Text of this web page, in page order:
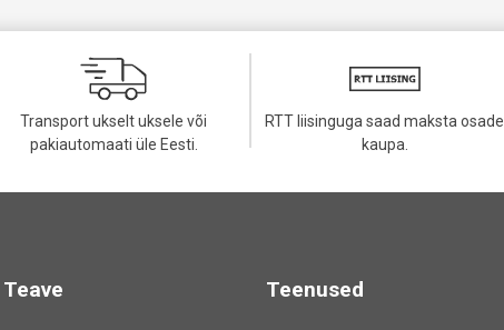
Transport ukselt uksele või
pakiautomaati üle Eesti.
RTT liisinguga saad maksta osade
kaupa.
Teave Teenused